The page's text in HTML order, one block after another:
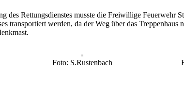
des Rettungsdienstes musste die Freiwillige Feuerwehr
transportiert werden, da der Weg über das
Foto: S.Rustenbach